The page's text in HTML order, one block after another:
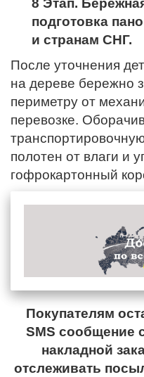
подготовка
и странам СНГ.
После уточнения
на дереве бережно
периметру от
перевозке.
полотен от влаги и
гофрокартонный
Покупателям
SMS сообщение
накладной
отслеживать